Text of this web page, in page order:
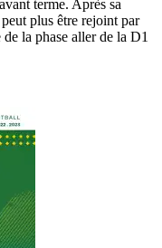
terme. Après sa
plus être rejoint par
la phase aller de la D1